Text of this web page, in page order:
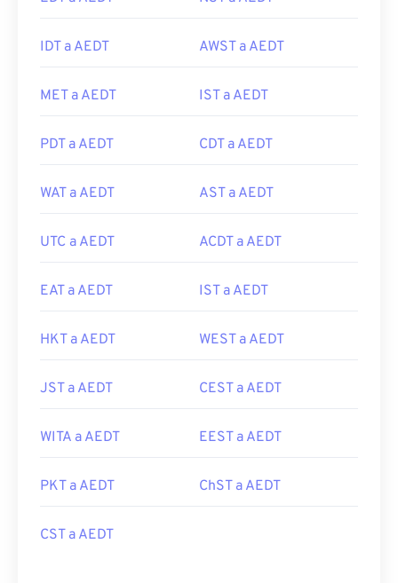
IDT a AEDT AWST a AEDT
MET a AEDT IST a AEDT
PDT a AEDT CDT a AEDT
WAT a AEDT AST a AEDT
UTC a AEDT ACDT a AEDT
EAT a AEDT IST a AEDT
HKT a AEDT WEST a AEDT
JST a AEDT CEST a AEDT
WITA a AEDT EEST a AEDT
PKT a AEDT ChST a AEDT
CST a AEDT